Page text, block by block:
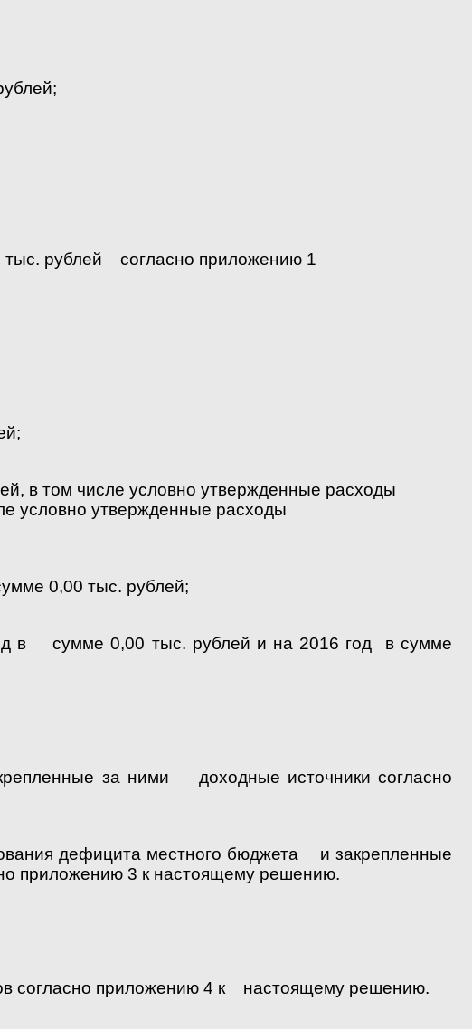
рублей согласно приложению 1
в том числе условно утвержденные расходы
условно утвержденные расходы
0,00 тыс. рублей;
в сумме 0,00 тыс. рублей и на 2016 год в сумме
за ними доходные источники согласно
дефицита местного бюджета и закрепленные
приложению 3 к настоящему решению.
согласно приложению 4 к настоящему решению.